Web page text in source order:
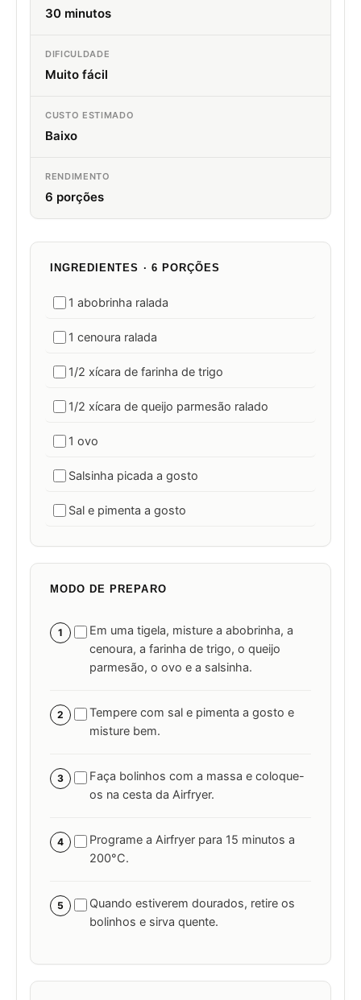
30 minutos
DIFICULDADE
Muito fácil
CUSTO ESTIMADO
Baixo
RENDIMENTO
6 porções
INGREDIENTES · 6 PORÇÕES
1 abobrinha ralada
1 cenoura ralada
1/2 xícara de farinha de trigo
1/2 xícara de queijo parmesão ralado
1 ovo
Salsinha picada a gosto
Sal e pimenta a gosto
MODO DE PREPARO
1
Em uma tigela, misture a abobrinha, a
cenoura, a farinha de trigo, o queijo
parmesão, o ovo e a salsinha.
2
Tempere com sal e pimenta a gosto e
misture bem.
3
Faça bolinhos com a massa e coloque-
os na cesta da Airfryer.
4
Programe a Airfryer para 15 minutos a
200°C.
5
Quando estiverem dourados, retire os
bolinhos e sirva quente.